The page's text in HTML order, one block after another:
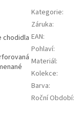
chodidla
Kategorie:
Záruka:
EAN:
Pohlaví:
Materiál:
Kolekce:
Barva:
Roční Období: